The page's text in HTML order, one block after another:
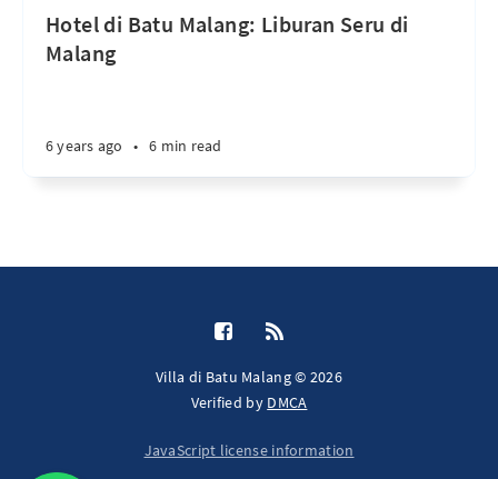
Hotel di Batu Malang: Liburan Seru di
Malang
6 years ago • 6 min read
Villa di Batu Malang © 2026
Verified by DMCA
JavaScript license information